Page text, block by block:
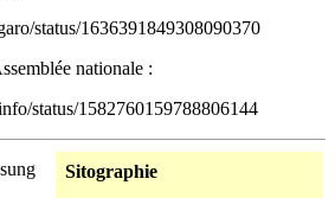
status/1636391849308090370
nationale :
status/1582760159788806144
Sitographie